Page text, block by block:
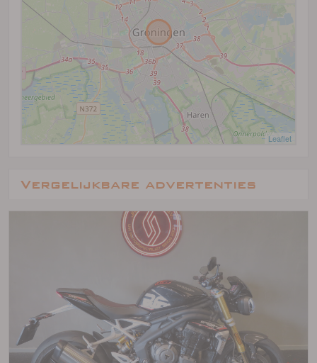
Leaflet
Vergelijkbare advertenties